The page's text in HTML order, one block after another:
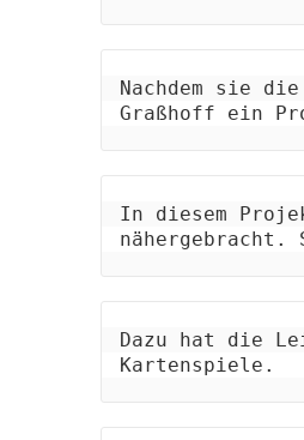
Nachdem sie
Graßhoff ein
In diesem
Dazu hat die
Kartenspiele.